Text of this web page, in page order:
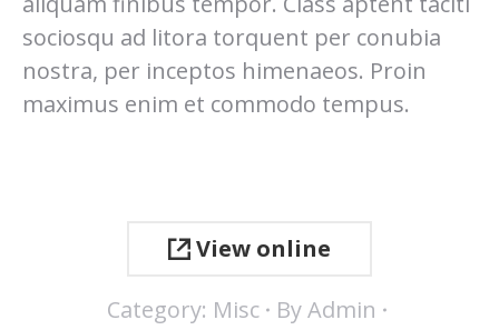
sociosqu ad litora torquent per conubia
nostra, per inceptos himenaeos. Proin
maximus enim et commodo tempus.
View online
Category: Misc ByAdmin